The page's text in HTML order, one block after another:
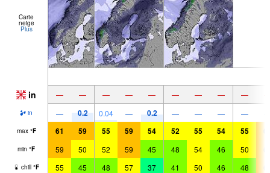
Carte
neige
Plus
in — — — — — — — — —
in — 0.2 0.04 — 0.2 — — — —
max °F 61 59 55 59 54 52 55 54 55
min °F 59 50 52 59 45 48 54 46 50
chill °F 55 45 48 57 37 41 50 46 48